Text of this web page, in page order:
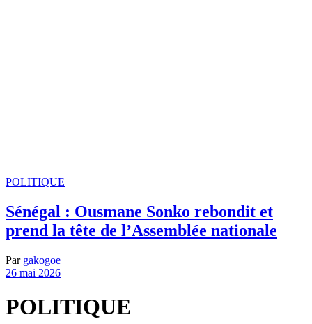
POLITIQUE
Sénégal : Ousmane Sonko rebondit et
prend la tête de l’Assemblée nationale
Par gakogoe
26 mai 2026
POLITIQUE